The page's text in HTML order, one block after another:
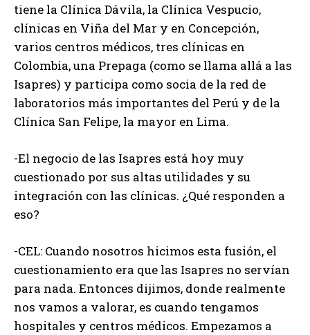
tiene la Clínica Dávila, la Clínica Vespucio,
clínicas en Viña del Mar y en Concepción,
varios centros médicos, tres clínicas en
Colombia, una Prepaga (como se llama allá a las
Isapres) y participa como socia de la red de
laboratorios más importantes del Perú y de la
Clínica San Felipe, la mayor en Lima.
-El negocio de las Isapres está hoy muy
cuestionado por sus altas utilidades y su
integración con las clínicas. ¿Qué responden a
eso?
-CEL: Cuando nosotros hicimos esta fusión, el
cuestionamiento era que las Isapres no servían
para nada. Entonces dijimos, donde realmente
nos vamos a valorar, es cuando tengamos
hospitales y centros médicos. Empezamos a